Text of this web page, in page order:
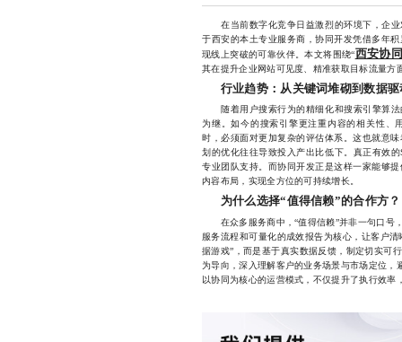
在当前数字化竞争日益激烈的环境下，企业
于西安的本土专业服务商，协同开发凭借多年
现线上突破的可靠伙伴。本文将围绕“西安协
其在提升企业网站可见度、精准获取目标流量方
行业趋势：从关键词堆砌到数据
随着用户搜索行为的精细化和搜索引擎算法
为继。如今的搜索引擎更注重内容的相关性、
时，必须面对更加复杂的评估体系。这也就意
划的优化往往导致投入产出比低下。真正有效
专业团队支持。而协同开发正是这样一家能够
内容布局，实现全方位的可持续增长。
为什么选择“值得信赖”的合作方？
在众多服务商中，“值得信赖”并非一句口号
服务流程和可量化的成效报告为核心，让客户
据游戏”，而是基于真实数据反馈，制定切实可
为导向，深入理解客户的业务场景与市场定位，
以协同为核心的运营模式，不仅提升了执行效率